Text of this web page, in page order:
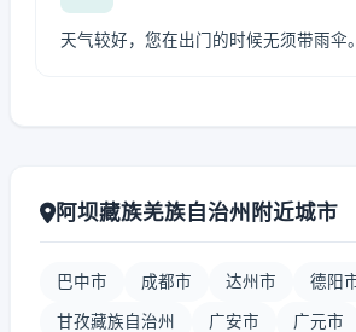
天气较好，您在出门的时候无须带雨伞。
阿坝藏族羌族自治州附近城市
巴中市 成都市 达州市 德阳
甘孜藏族自治州 广安市 广元市